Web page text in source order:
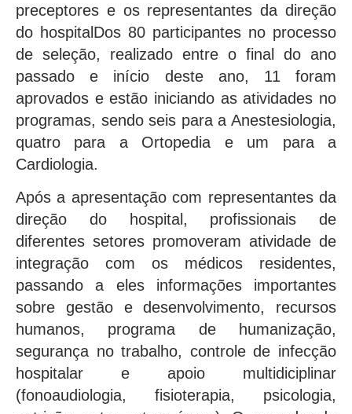
preceptores e os representantes da direção
do hospitalDos 80 participantes no processo
de seleção, realizado entre o final do ano
passado e início deste ano, 11 foram
aprovados e estão iniciando as atividades no
programas, sendo seis para a Anestesiologia,
quatro para a Ortopedia e um para a
Cardiologia.
Após a apresentação com representantes da
direção do hospital, profissionais de
diferentes setores promoveram atividade de
integração com os médicos residentes,
passando a eles informações importantes
sobre gestão e desenvolvimento, recursos
humanos, programa de humanização,
segurança no trabalho, controle de infecção
hospitalar e apoio multidiciplinar
(fonoaudiologia, fisioterapia, psicologia,